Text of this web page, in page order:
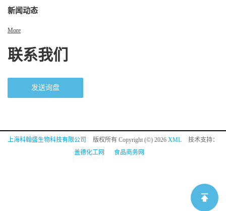
新闻动态
More
联系我们
发送询盘
上海科翰盛生物科技有限公司 版权所有 Copyright (©) 2026 XML
技术支持：
盖德化工网
食品商务网